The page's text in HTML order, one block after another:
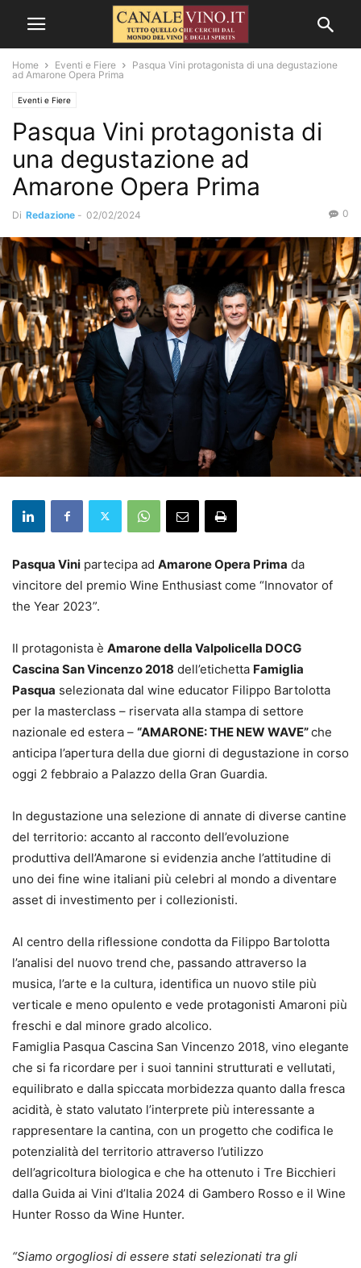
Home Eventi e Fiere
Pasqua Vini protagonista di una degustazione
ad Amarone Opera Prima
Eventi e Fiere
Pasqua Vini protagonista di
una degustazione ad
Amarone Opera Prima
Di Redazione - 02/02/2024 0
Pasqua Vini partecipa ad Amarone Opera Prima da
vincitore del premio Wine Enthusiast come “Innovator of
the Year 2023”.
Il protagonista è Amarone della Valpolicella DOCG
Cascina San Vincenzo 2018 dell’etichetta Famiglia
Pasqua selezionata dal wine educator Filippo Bartolotta
per la masterclass – riservata alla stampa di settore
nazionale ed estera – “AMARONE: THE NEW WAVE”che
anticipa l’apertura della due giorni di degustazione in corso
oggi 2 febbraio a Palazzo della Gran Guardia.
In degustazione una selezione di annate di diverse cantine
del territorio: accanto al racconto dell’evoluzione
produttiva dell’Amarone si evidenzia anche l’attitudine di
uno dei fine wine italiani più celebri al mondo a diventare
asset di investimento per i collezionisti.
Al centro della riflessione condotta da Filippo Bartolotta
l’analisi del nuovo trend che, passando attraverso la
musica, l’arte e la cultura, identifica un nuovo stile più
verticale e meno opulento e vede protagonisti Amaroni più
freschi e dal minore grado alcolico.
Famiglia Pasqua Cascina San Vincenzo 2018, vino elegante
che si fa ricordare per i suoi tannini strutturati e vellutati,
equilibrato e dalla spiccata morbidezza quanto dalla fresca
acidità, è stato valutato l’interprete più interessante a
rappresentare la cantina, con un progetto che codifica le
potenzialità del territorio attraverso l’utilizzo
dell’agricoltura biologica e che ha ottenuto i Tre Bicchieri
dalla Guida ai Vini d’Italia 2024 di Gambero Rosso e il Wine
Hunter Rosso da Wine Hunter.
“Siamo orgogliosi di essere stati selezionati tra gli